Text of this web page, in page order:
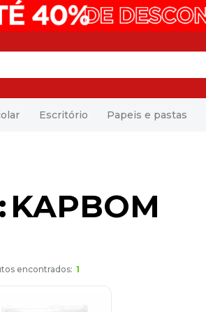
Escritório Papeis e pastas
KAPBOM
1